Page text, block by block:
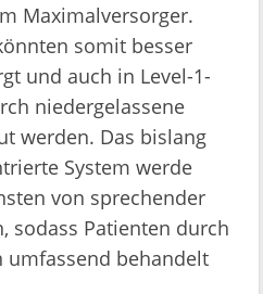
Maximalversorger.
somit besser
und auch in Level-1-
niedergelassene
werden. Das bislang
System werde
von sprechender
sodass Patienten durch
umfassend behandelt